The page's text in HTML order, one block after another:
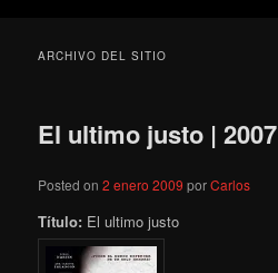
ARCHIVO DEL SITIO
El ultimo justo | 2007
Posted on2 enero 2009 porCarlos
Título: El ultimo justo